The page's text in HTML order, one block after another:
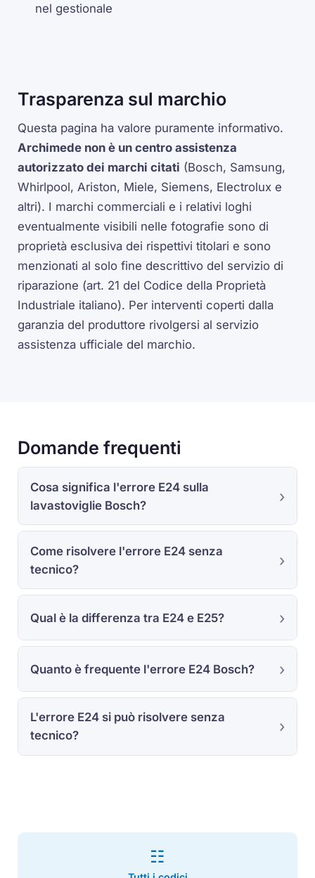
nel gestionale
Trasparenza sul marchio
Questa pagina ha valore puramente informativo.
Archimede non è un centro assistenza
autorizzato dei marchi citati (Bosch, Samsung,
Whirlpool, Ariston, Miele, Siemens, Electrolux e
altri). I marchi commerciali e i relativi loghi
eventualmente visibili nelle fotografie sono di
proprietà esclusiva dei rispettivi titolari e sono
menzionati al solo fine descrittivo del servizio di
riparazione (art. 21 del Codice della Proprietà
Industriale italiano). Per interventi coperti dalla
garanzia del produttore rivolgersi al servizio
assistenza ufficiale del marchio.
Domande frequenti
Cosa significa l'errore E24 sulla
lavastoviglie Bosch?
Come risolvere l'errore E24 senza
tecnico?
Qual è la differenza tra E24 e E25?
Quanto è frequente l'errore E24 Bosch?
L'errore E24 si può risolvere senza
tecnico?
☷